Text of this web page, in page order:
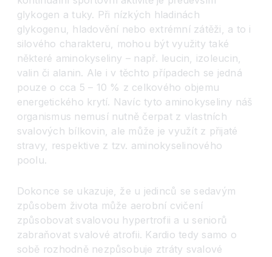
glykogen a tuky. Při nízkých hladinách
glykogenu, hladovění nebo extrémní zátěži, a to i
silového charakteru, mohou být využity také
některé aminokyseliny – např. leucin, izoleucin,
valin či alanin. Ale i v těchto případech se jedná
pouze o cca 5 – 10 % z celkového objemu
energetického krytí. Navíc tyto aminokyseliny náš
organismus nemusí nutně čerpat z vlastních
svalových bílkovin, ale může je využít z přijaté
stravy, respektive z tzv. aminokyselinového
poolu.
Dokonce se ukazuje, že u jedinců se sedavým
způsobem života může aerobní cvičení
způsobovat svalovou hypertrofii a u seniorů
zabraňovat svalové atrofii. Kardio tedy samo o
sobě rozhodně nezpůsobuje ztráty svalové